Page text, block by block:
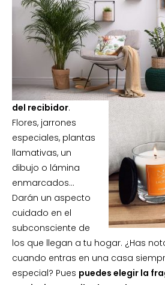
del recibidor.
Flores, jarrones
especiales, plantas
llamativas, un
dibujo o lámina
enmarcados…
Darán un aspecto
cuidado en el
subconsciente de
los que llegan a tu hogar. ¿Has
cuando entras en una casa
especial? Pues puedes elegir la